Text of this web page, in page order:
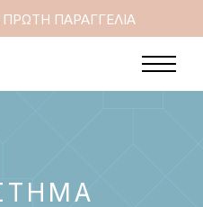
ΠΑΡΑΓΓΕΛΙΑ